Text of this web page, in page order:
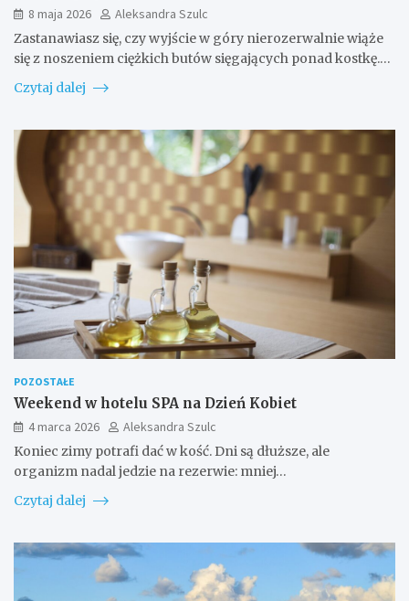
8 maja 2026
Aleksandra Szulc
Zastanawiasz się, czy wyjście w góry nierozerwalnie wiąże
się z noszeniem ciężkich butów sięgających ponad kostkę.…
Czytaj dalej
POZOSTAŁE
Weekend w hotelu SPA na Dzień Kobiet
4 marca 2026
Aleksandra Szulc
Koniec zimy potrafi dać w kość. Dni są dłuższe, ale
organizm nadal jedzie na rezerwie: mniej…
Czytaj dalej